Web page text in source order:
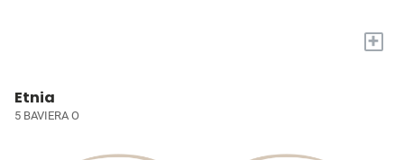
+
Etnia
5 BAVIERA O